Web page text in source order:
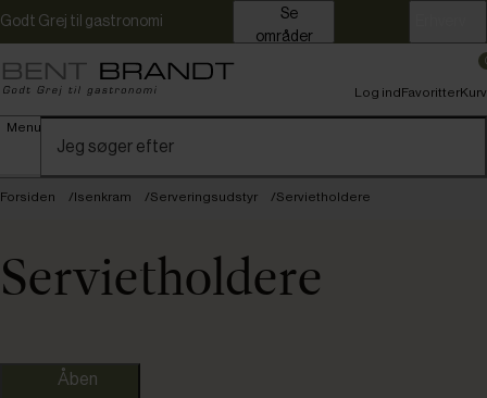
Godt Grej til gastronomi
områder
Menu
Log indFavoritterKurv
Forsiden Isenkram Serveringsudstyr Servietholdere
Servietholdere